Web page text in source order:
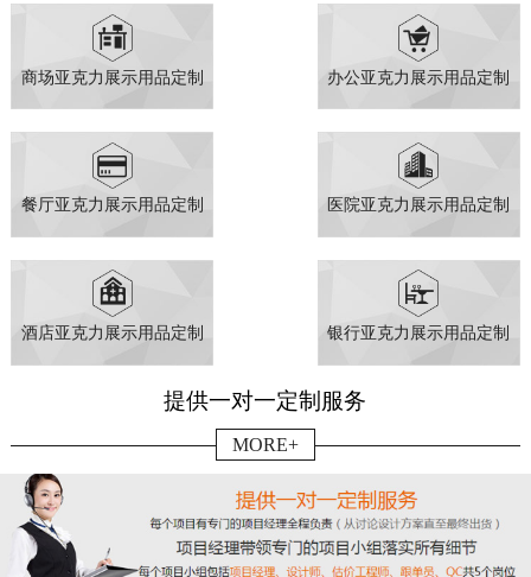
商场亚克力展示用品定制 办公亚克力展示用品定制
餐厅亚克力展示用品定制 医院亚克力展示用品定制
酒店亚克力展示用品定制 银行亚克力展示用品定制
提供一对一定制服务
MORE+